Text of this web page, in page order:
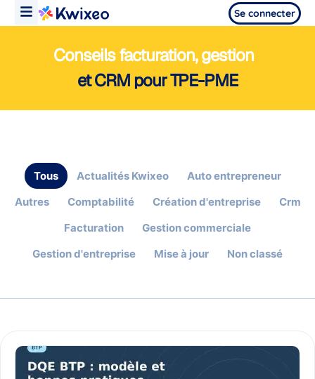
Se connecter
Conseils facturation, gestion
et CRM pour TPE-PME
Actualités Kwixeo
Auto entrepreneur
Autres
Comptabilité Création d'entreprise
Crm
Facturation
Gestion commerciale
Gestion d'entreprise
Mise à jour Non classé
Tous